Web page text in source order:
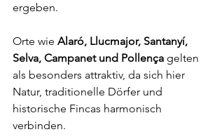
ergeben.
Orte wie Alaró, Llucmajor, Santanyí,
Selva, Campanet und Pollença gelten
als besonders attraktiv, da sich hier
Natur, traditionelle Dörfer und
historische Fincas harmonisch
verbinden.